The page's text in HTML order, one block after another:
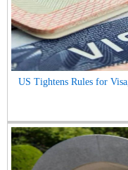
US Tightens Rules for